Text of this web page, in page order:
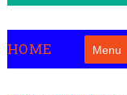
HOME